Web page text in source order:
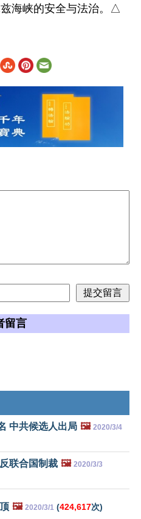
留言
中共候选人出局 🖼️ 2020/3/4
联合国制裁 🖼️ 2020/3/3
🖼️ 2020/3/1 (424,617次)